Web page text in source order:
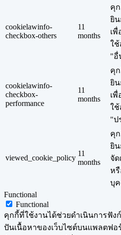
cookielawinfo-
checkbox-others
11
months
คุ
ยิน
เ
ใ
"อื่
cookielawinfo-
checkbox-
performance
11
months
คุ
ยิน
เ
ใ
"ป
viewed_cookie_policy
11
months
คุ
ยิน
จั
ห
บุ
Functional
Functional
คุกกี้ที่ใช้งานได้ช่วยดำเนินการฟัง
ปันเนื้อหาของเว็บไซต์บนแพลตฟอ